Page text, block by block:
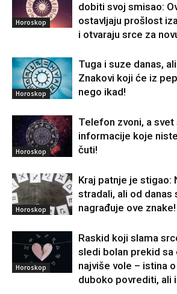
Horoskop
dobiti svoj smisao:
ostavljaju prošlost
i otvaraju srce za
Horoskop
Tuga i suze danas,
Znakovi koji će iz
nego ikad!
Horoskop
Telefon zvoni, a svet
informacije koje
čuti!
Horoskop
Kraj patnje je stigao:
stradali, ali od danas
nagrađuje ove znake!
Horoskop
Raskid koji slama
sledi bolan prekid sa
najviše vole – istina
duboko povrediti, ali